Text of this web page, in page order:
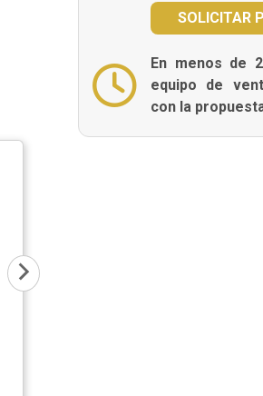
En menos de
equipo de
con la